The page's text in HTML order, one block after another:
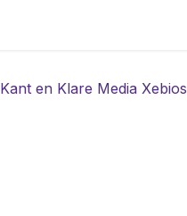
Kant en Klare Media Xebios